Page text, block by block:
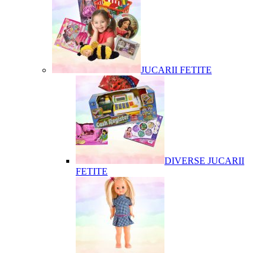
JUCARII FETITE
DIVERSE JUCARII
FETITE